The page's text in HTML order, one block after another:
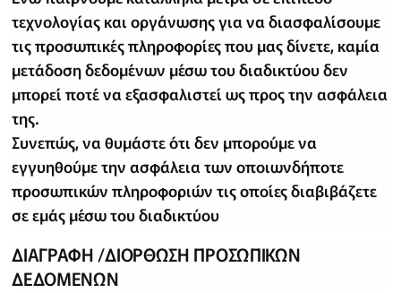
τεχνολογίας και οργάνωσης για να διασφαλίσουμε
τις προσωπικές πληροφορίες που μας δίνετε, καμία
μετάδοση δεδομένων μέσω του διαδικτύου δεν
μπορεί ποτέ να εξασφαλιστεί ως προς την ασφάλεια
της.
Συνεπώς, να θυμάστε ότι δεν μπορούμε να
εγγυηθούμε την ασφάλεια των οποιωνδήποτε
προσωπικών πληροφοριών τις οποίες διαβιβάζετε
σε εμάς μέσω του διαδικτύου
ΔΙΑΓΡΑΦΗ /ΔΙΟΡΘΩΣΗ ΠΡΟΣΩΠΙΚΩΝ
ΔΕΔΟΜΕΝΩΝ